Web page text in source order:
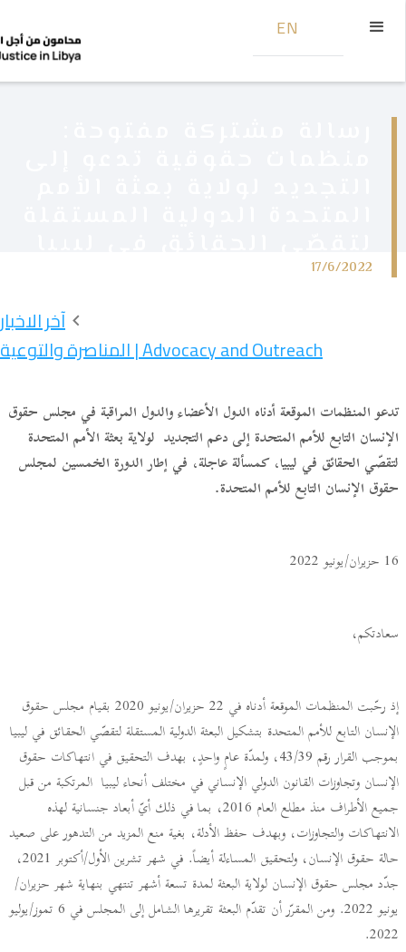
EN
17/6/2022
آخر الاخبار
Advocacy and Outreach | المناصرة والتوعية
تدعو المنظمات الموقعة أدناه الدول الأعضاء والدول المراقبة في مجلس حقوق
الإنسان التابع للأمم المتحدة إلى دعم التجديد لولاية بعثة الأمم المتحدة
لتقصّي الحقائق في ليبيا، كمسألة عاجلة، في إطار الدورة الخمسين لمجلس
حقوق الإنسان التابع للأمم المتحدة.
16 حزيران/يونيو 2022
سعادتكم،
إذ رحّبت المنظمات الموقعة أدناه في 22 حزيران/يونيو 2020 بقيام مجلس حقوق
الإنسان التابع للأمم المتحدة بتشكيل البعثة الدولية المستقلة لتقصّي الحقائق في ليبيا
بموجب القرار رقم 43/39، ولمدّة عامٍ واحدٍ، بهدف التحقيق في انتهاكات حقوق
الإنسان وتجاوزات القانون الدولي الإنساني في مختلف أنحاء ليبيا المرتكبة من قبل
جميع الأطراف منذ مطلع العام 2016، بما في ذلك أيّ أبعاد جنسانية لهذه
الانتهاكات والتجاوزات، وبهدف حفظ الأدلة، بغية منع المزيد من التدهور على صعيد
حالة حقوق الإنسان، ولتحقيق المساءلة أيضاً. في شهر تشرين الأول/أكتوبر 2021،
جدّد مجلس حقوق الإنسان لولاية البعثة لمدة تسعة أشهر تنتهي بنهاية شهر حزيران/
يونيو 2022. ومن المقرّر أن تقدّم البعثة تقريرها الشامل إلى المجلس في 6 تموز/يوليو
2022.